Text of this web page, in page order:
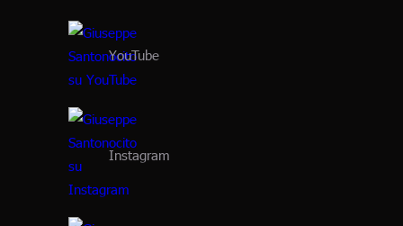
YouTube
Instagram